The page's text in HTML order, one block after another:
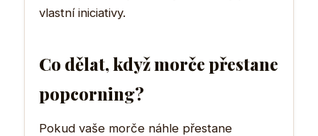
vlastní iniciativy.
Co dělat, když morče přestane
popcorning?
Pokud vaše morče náhle přestane